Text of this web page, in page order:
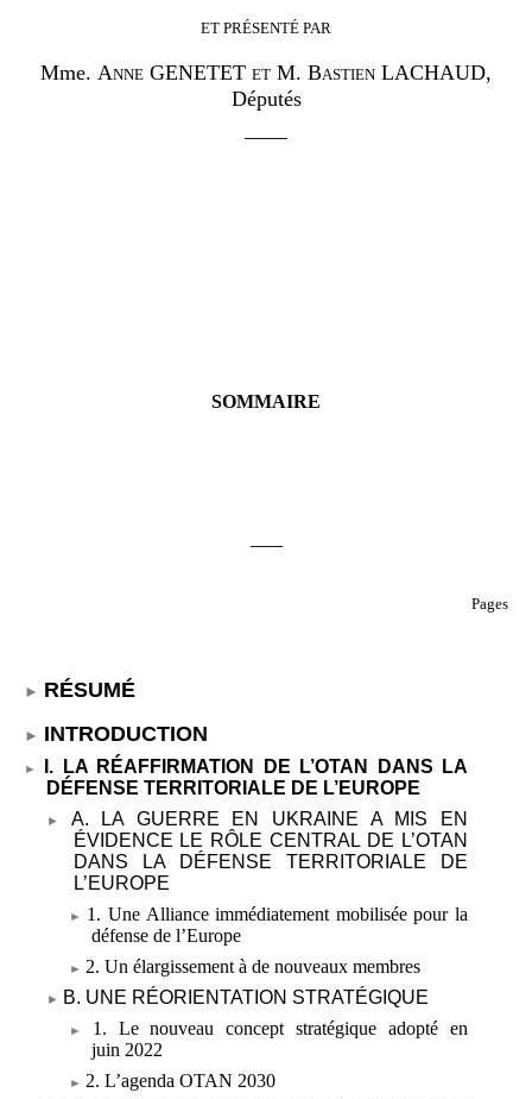
ET PRÉSENTÉ PAR
Mme. Anne GENETET et M. Bastien LACHAUD,
Députés
——
SOMMAIRE
Pages
RÉSUMÉ
INTRODUCTION
I. LA RÉAFFIRMATION DE L’OTAN DANS LA
DÉFENSE TERRITORIALE DE L’EUROPE
A. LA GUERRE EN UKRAINE A MIS EN
ÉVIDENCE LE RÔLE CENTRAL DE L’OTAN
DANS LA DÉFENSE TERRITORIALE DE
L’EUROPE
1. Une Alliance immédiatement mobilisée pour la
défense de l’Europe
2. Un élargissement à de nouveaux membres
B. UNE RÉORIENTATION STRATÉGIQUE
1. Le nouveau concept stratégique adopté en
juin 2022
2. L’agenda OTAN 2030